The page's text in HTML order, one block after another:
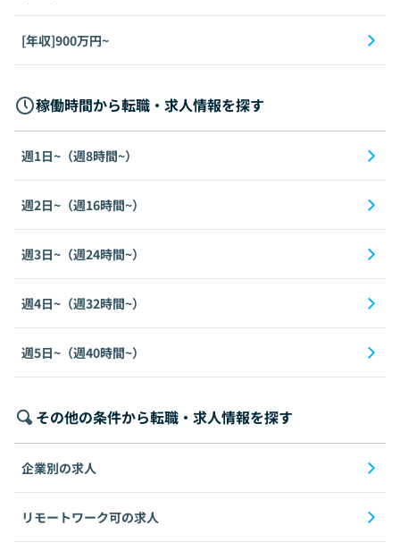
[年収]900万円~
稼働時間から転職・求人情報を探す
週1日~（週8時間~）
週2日~（週16時間~）
週3日~（週24時間~）
週4日~（週32時間~）
週5日~（週40時間~）
その他の条件から転職・求人情報を探す
企業別の求人
リモートワーク可の求人